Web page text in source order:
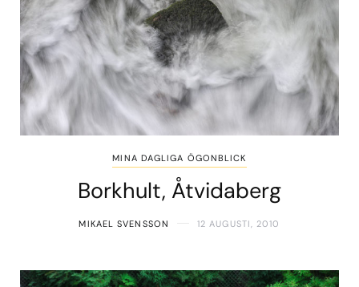
MINA DAGLIGA ÖGONBLICK
Borkhult, Åtvidaberg
MIKAEL SVENSSON 12 AUGUSTI, 2010